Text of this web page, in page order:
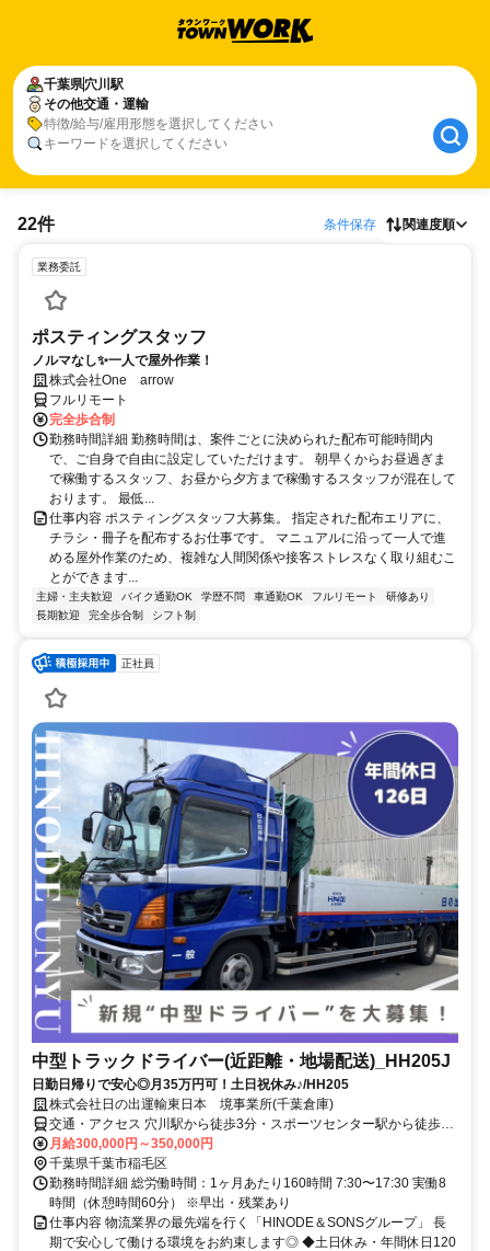
千葉県穴川駅
その他交通・運輸
特徴/給与/雇用形態を選択してください
キーワードを選択してください
22件 条件保存 関連度順
業務委託
ポスティングスタッフ
ノルマなし✨一人で屋外作業！
株式会社One arrow
フルリモート
完全歩合制
勤務時間詳細 勤務時間は、案件ごとに決められた配布可能時間内
で、ご自身で自由に設定していただけます。 朝早くからお昼過ぎま
で稼働するスタッフ、お昼から夕方まで稼働するスタッフが混在して
おります。 最低...
仕事内容 ポスティングスタッフ大募集。 指定された配布エリアに、
チラシ・冊子を配布するお仕事です。 マニュアルに沿って一人で進
める屋外作業のため、複雑な人間関係や接客ストレスなく取り組むこ
とができます...
主婦・主夫歓迎 バイク通勤OK 学歴不問 車通勤OK フルリモート
研修あり
長期歓迎
完全歩合制 シフト制
正社員
中型トラックドライバー(近距離・地場配送)_HH205J
日勤日帰りで安心◎月35万円可！土日祝休み♪/HH205
株式会社日の出運輸東日本 境事業所(千葉倉庫)
交通・アクセス 穴川駅から徒歩3分・スポーツセンター駅から徒歩16
分
月給300,000円～350,000円
千葉県千葉市稲毛区
勤務時間詳細 総労働時間：1ヶ月あたり160時間 7:30〜17:30 実働8
時間（休憩時間60分） ※早出・残業あり
仕事内容 物流業界の最先端を行く「HINODE＆SONSグループ」 長
期で安心して働ける環境をお約束します◎ ◆土日休み・年間休日120